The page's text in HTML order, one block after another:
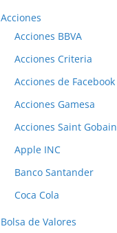
Acciones
Acciones BBVA
Acciones Criteria
Acciones de Facebook
Acciones Gamesa
Acciones Saint Gobain
Apple INC
Banco Santander
Coca Cola
Bolsa de Valores